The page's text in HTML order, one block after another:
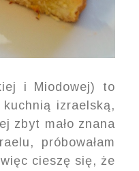
i Miodowej) to
izraelską,
zbyt mało znana
próbowałam
cieszę się, że